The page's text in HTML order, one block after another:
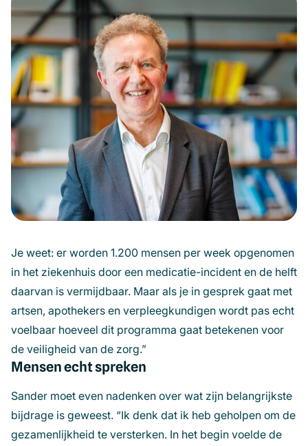
Je weet: er worden 1.200 mensen per week opgenomen
in het ziekenhuis door een medicatie-incident en de helft
daarvan is vermijdbaar. Maar als je in gesprek gaat met
artsen, apothekers en verpleegkundigen wordt pas echt
voelbaar hoeveel dit programma gaat betekenen voor
de veiligheid van de zorg.”
Mensen echt spreken
Sander moet even nadenken over wat zijn belangrijkste
bijdrage is geweest. “Ik denk dat ik heb geholpen om de
gezamenlijkheid te versterken. In het begin voelde de